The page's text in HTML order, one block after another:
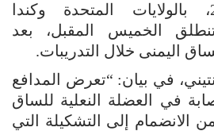
لكرة القدم 2026، بالولايات المتحدة وكندا
الخميس المقبل، بعد
اليمنى خلال التدريبات.
في بيان: “تعرض المدافع
في العضلة النعلية للساق
الانضمام إلى التشكيلة التي